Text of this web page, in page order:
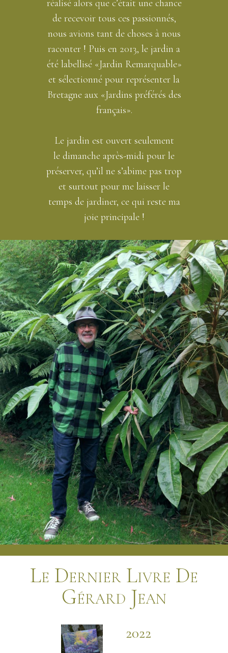
réalisé alors que c’était une chance
de recevoir tous ces passionnés,
nous avions tant de choses à nous
raconter ! Puis en 2013, le jardin a
été labellisé «Jardin Remarquable»
et sélectionné pour représenter la
Bretagne aux «Jardins préférés des
français».
Le jardin est ouvert seulement
le dimanche après-midi pour le
préserver, qu’il ne s’abime pas trop
et surtout pour me laisser le
temps de jardiner, ce qui reste ma
joie principale !
Le Dernier Livre De
Gérard Jean
2022